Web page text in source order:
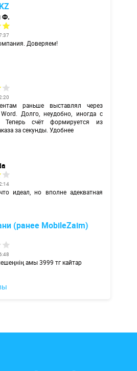
Ф.
Доверяем!
раньше выставлял через
Долго, неудобно, иногда с
Теперь счёт формируется из
за секунды. Удобнее
идеал, но вполне адекватная
(ранее MobileZaim)
амы 3999 тг кайтар